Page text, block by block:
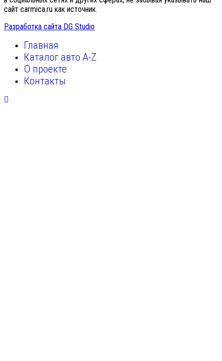
сайт carmica.ru как источник.
Разработка сайта DG Studio
Главная
Каталог авто A-Z
О проекте
Контакты